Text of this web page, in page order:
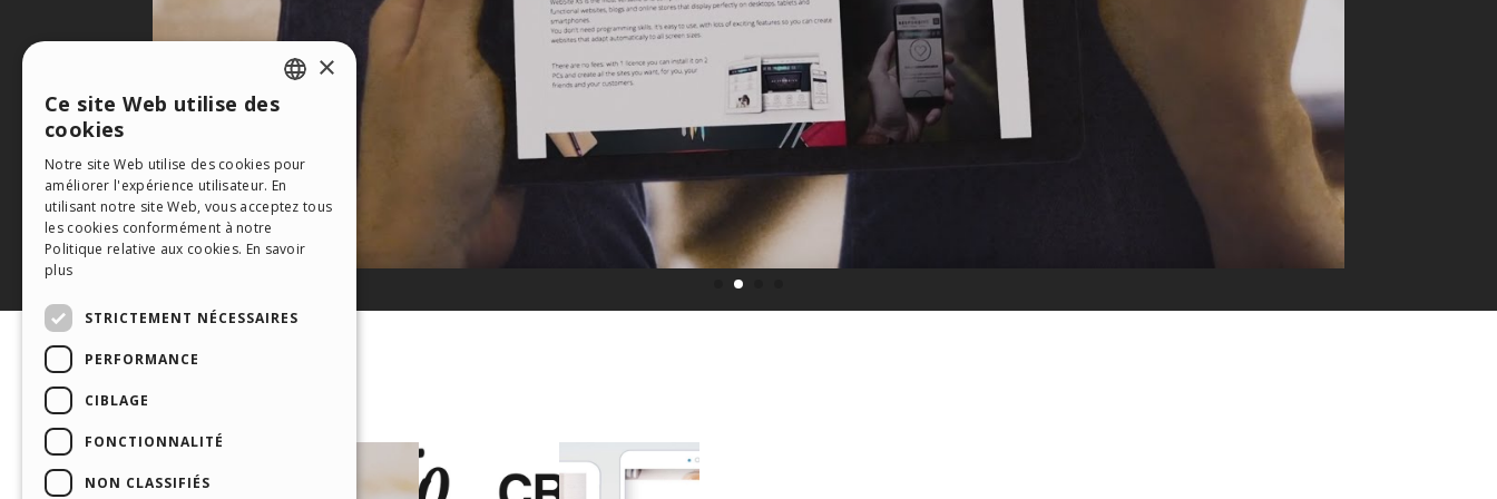
ENGLISH
GERMAN
SPANISH
×
Ce site Web utilise des
cookies
Notre site Web utilise des cookies pour
améliorer l'expérience utilisateur. En
utilisant notre site Web, vous acceptez tous
les cookies conformément à notre
Politique relative aux cookies. En savoir
plus
STRICTEMENT NÉCESSAIRES
PERFORMANCE
CIBLAGE
FONCTIONNALITÉ
NON CLASSIFIÉS